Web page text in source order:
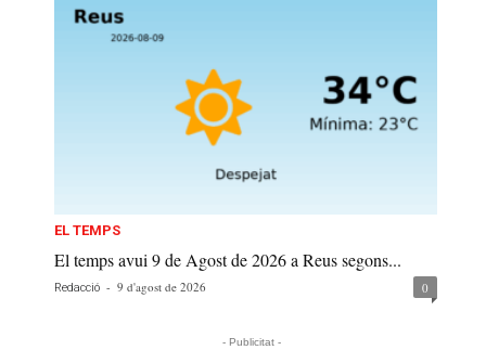
EL TEMPS
El temps avui 9 de Agost de 2026 a Reus segons...
Redacció - 9 d'agost de 2026 0
- Publicitat -